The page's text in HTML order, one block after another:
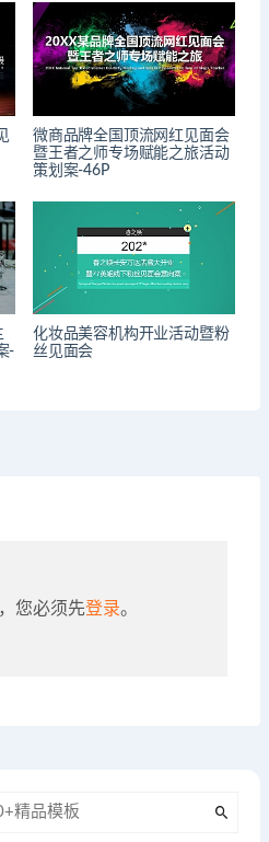
微商品牌全国顶流网红见面会
暨王者之师专场赋能之旅活动
策划案-46P
-
化妆品美容机构开业活动暨粉
丝见面会
您必须先登录。